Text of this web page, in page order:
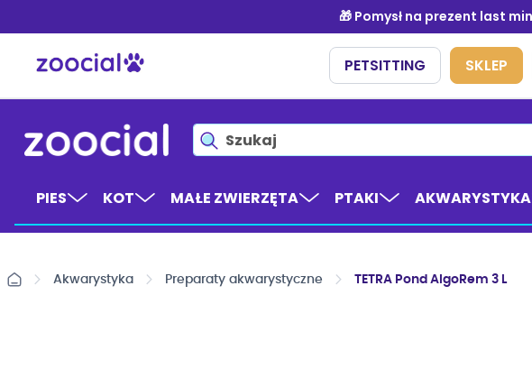
treści
PIES KOT MAŁE ZWIERZĘTA PTAKI AKWARYSTYKA
Akwarystyka Preparaty akwarystyczne TETRA Pond AlgoRem 3 L